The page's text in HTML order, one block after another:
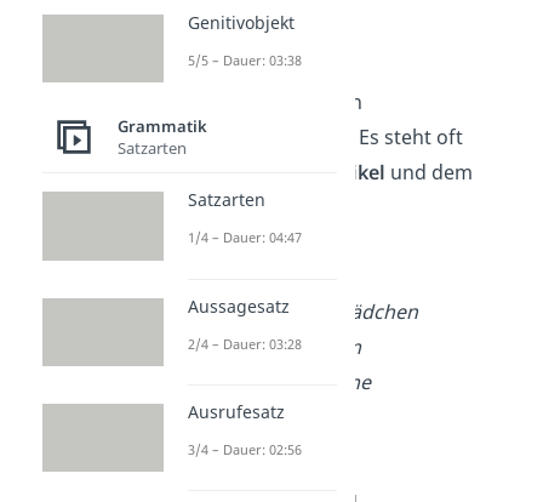
Adjektive
ist ein
Eigenschaftswort
Es steht oft
Artikel und dem
Nomen.
dasschlaue
Mädchen
derlustige
Film
Blume
Präpositionen
Genitivobjekt
5/5 – Dauer: 03:38
Grammatik
Satzarten
Satzarten
1/4 – Dauer: 04:47
Aussagesatz
2/4 – Dauer: 03:28
Ausrufesatz
3/4 – Dauer: 02:56